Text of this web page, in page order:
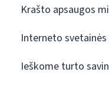
Krašto apsaugos
Interneto
Ieškome turto